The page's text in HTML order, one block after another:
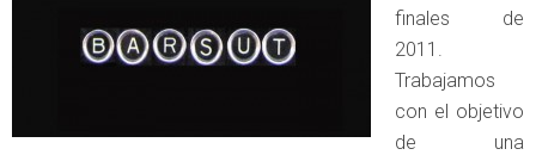
finales de
2011.
Trabajamos
con el objetivo
de una